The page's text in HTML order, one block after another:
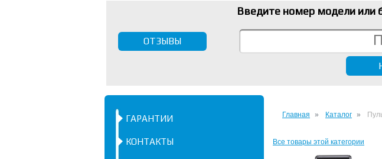
Введите номер модели или
ОТЗЫВЫ
Главная Каталог
Все товары этой категории
ГАРАНТИИ
КОНТАКТЫ